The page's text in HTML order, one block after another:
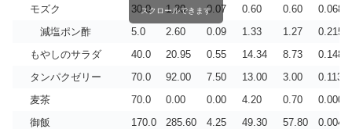
モズク
30.0 1.20 0.07 0.60 0.60
0.068
減塩ポン酢
5.0 2.60 0.09 1.33 1.27
0.215
もやしのサラダ
40.0 20.95 0.55 14.34 8.73
0.148
タンパクゼリー
70.0 92.00 7.50 13.00 3.00
0.113
麦茶
70.0 0.00 0.00 4.20 0.70
0.000
御飯
170.0 285.60 4.25 49.30 57.80
0.004
スクロールできます